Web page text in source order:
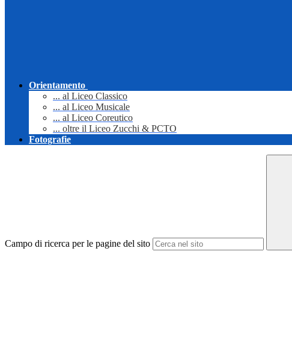
Orientamento
... al Liceo Classico
... al Liceo Musicale
... al Liceo Coreutico
... oltre il Liceo Zucchi & PCTO
Fotografie
Campo di ricerca per le pagine del sito